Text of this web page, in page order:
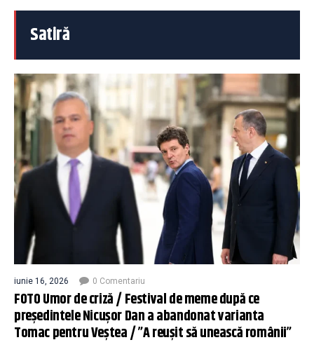
Satiră
iunie 16, 2026 0 Comentariu
FOTO Umor de criză / Festival de meme după ce
președintele Nicușor Dan a abandonat varianta
Tomac pentru Veștea / ”A reușit să unească românii”